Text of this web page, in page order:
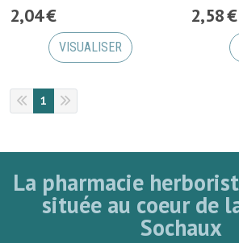
2,04€
VISUALISER
2,58€
1
La pharmacie
située au coeur de
Sochaux